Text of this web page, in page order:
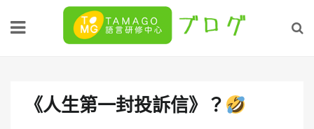
《人生第一封投訴信》？